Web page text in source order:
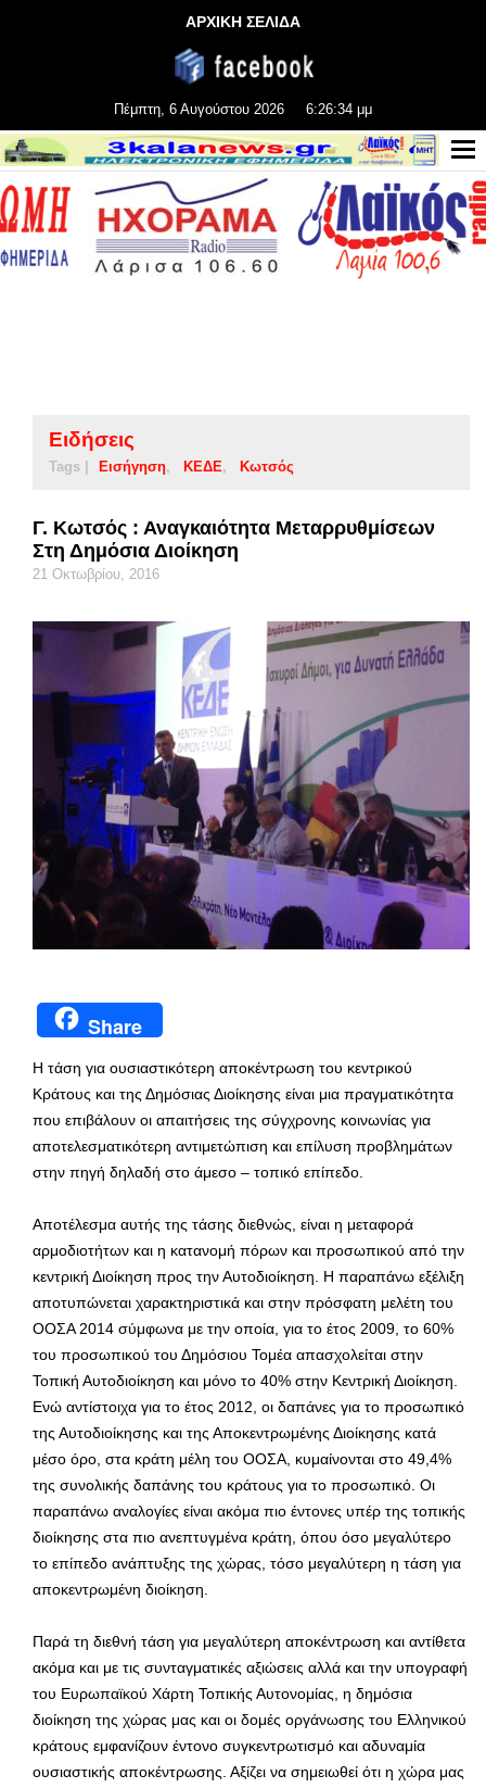
ΑΡΧΙΚΗ ΣΕΛΙΔΑ
Πέμπτη, 6 Αυγούστου 2026 6:26:35 μμ
Ειδήσεις
Tags | Εισήγηση ΚΕΔΕ Κωτσός
Γ. Κωτσός : Αναγκαιότητα Μεταρρυθμίσεων
Στη Δημόσια Διοίκηση
21 Οκτωβρίου, 2016
Share
Η τάση για ουσιαστικότερη αποκέντρωση του κεντρικού
Κράτους και της Δημόσιας Διοίκησης είναι μια πραγματικότητα
που επιβάλουν οι απαιτήσεις της σύγχρονης κοινωνίας για
αποτελεσματικότερη αντιμετώπιση και επίλυση προβλημάτων
στην πηγή δηλαδή στο άμεσο – τοπικό επίπεδο.
Αποτέλεσμα αυτής της τάσης διεθνώς, είναι η μεταφορά
αρμοδιοτήτων και η κατανομή πόρων και προσωπικού από την
κεντρική Διοίκηση προς την Αυτοδιοίκηση. Η παραπάνω εξέλιξη
αποτυπώνεται χαρακτηριστικά και στην πρόσφατη μελέτη του
ΟΟΣΑ 2014 σύμφωνα με την οποία, για το έτος 2009, το 60%
του προσωπικού του Δημόσιου Τομέα απασχολείται στην
Τοπική Αυτοδιοίκηση και μόνο το 40% στην Κεντρική Διοίκηση.
Ενώ αντίστοιχα για το έτος 2012, οι δαπάνες για το προσωπικό
της Αυτοδιοίκησης και της Αποκεντρωμένης Διοίκησης κατά
μέσο όρο, στα κράτη μέλη του ΟΟΣΑ, κυμαίνονται στο 49,4%
της συνολικής δαπάνης του κράτους για το προσωπικό. Οι
παραπάνω αναλογίες είναι ακόμα πιο έντονες υπέρ της τοπικής
διοίκησης στα πιο ανεπτυγμένα κράτη, όπου όσο μεγαλύτερο
το επίπεδο ανάπτυξης της χώρας, τόσο μεγαλύτερη η τάση για
αποκεντρωμένη διοίκηση.
Παρά τη διεθνή τάση για μεγαλύτερη αποκέντρωση και αντίθετα
ακόμα και με τις συνταγματικές αξιώσεις αλλά και την υπογραφή
του Ευρωπαϊκού Χάρτη Τοπικής Αυτονομίας, η δημόσια
διοίκηση της χώρας μας και οι δομές οργάνωσης του Ελληνικού
κράτους εμφανίζουν έντονο συγκεντρωτισμό και αδυναμία
ουσιαστικής αποκέντρωσης. Αξίζει να σημειωθεί ότι η χώρα μας